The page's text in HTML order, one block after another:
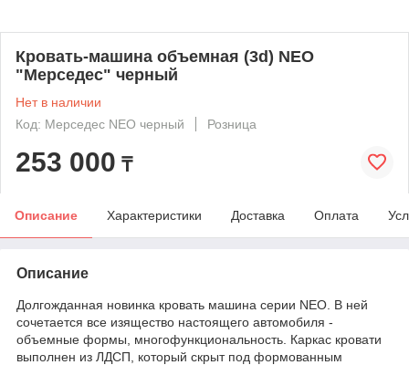
Кровать-машина объемная (3d) NEO
"Мерседес" черный
Нет в наличии
Код: Мерседес NEO черный
Розница
253 000 ₸
Описание Характеристики Доставка Оплата
Описание
Долгожданная новинка кровать машина серии NEO. В ней
сочетается все изящество настоящего автомобиля -
объемные формы, многофункциональность. Каркас кровати
выполнен из ЛДСП, который скрыт под формованным